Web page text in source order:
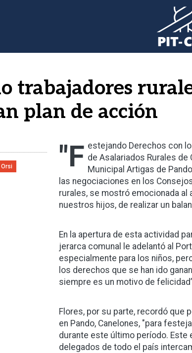
trabajadores
plan de acción
"F estejando Derechos con
de Asalariados Rurales de
Municipal Artigas de
las negociaciones en los
rurales, se mostró emocionada al
nuestros hijos, de realizar un
En la apertura de esta actividad
jerarca comunal le adelantó al
especialmente para los niños,
los derechos que se han ido
siempre es un motivo de
Flores, por su parte, recordó que
en Pando, Canelones, "para
durante este último período.
delegados de todo el país